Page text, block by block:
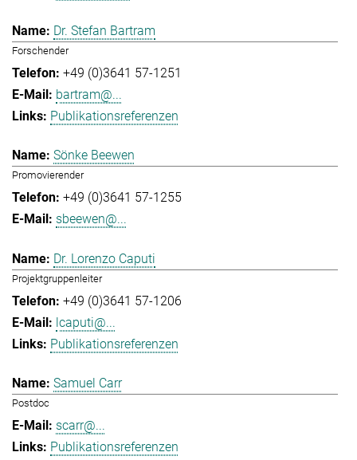
Dr. Stefan Bartram
Forschender
+49 (0)3641 57-1251
bartram@...
Publikationsreferenzen
Sönke Beewen
Promovierender
+49 (0)3641 57-1255
sbeewen@...
Dr. Lorenzo Caputi
Projektgruppenleiter
+49 (0)3641 57-1206
lcaputi@...
Publikationsreferenzen
Samuel Carr
Postdoc
scarr@...
Publikationsreferenzen